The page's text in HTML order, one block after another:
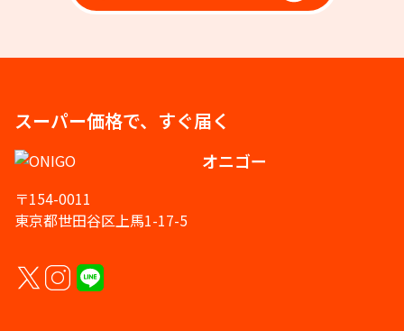
スーパー価格で、すぐ届く
オニゴー
〒154-0011
東京都世田谷区上馬1-17-5